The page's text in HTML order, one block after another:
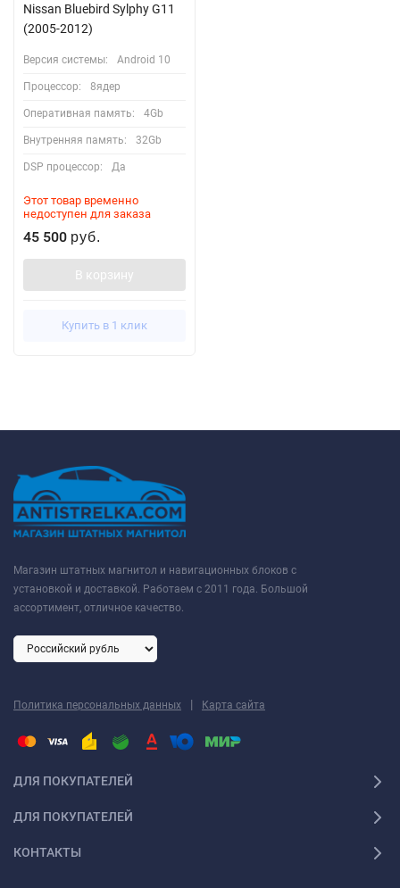
Nissan Bluebird Sylphy G11
(2005-2012)
Версия системы: Android 10
Процессор: 8ядер
Оперативная память: 4Gb
Внутренняя память: 32Gb
DSP процессор: Да
Этот товар временно
недоступен для заказа
45 500 руб.
В корзину
Купить в 1 клик
Магазин штатных магнитол и навигационных блоков с
установкой и доставкой. Работаем с 2011 года. Большой
ассортимент, отличное качество.
Политика персональных данных | Карта сайта
ДЛЯ ПОКУПАТЕЛЕЙ
ДЛЯ ПОКУПАТЕЛЕЙ
КОНТАКТЫ